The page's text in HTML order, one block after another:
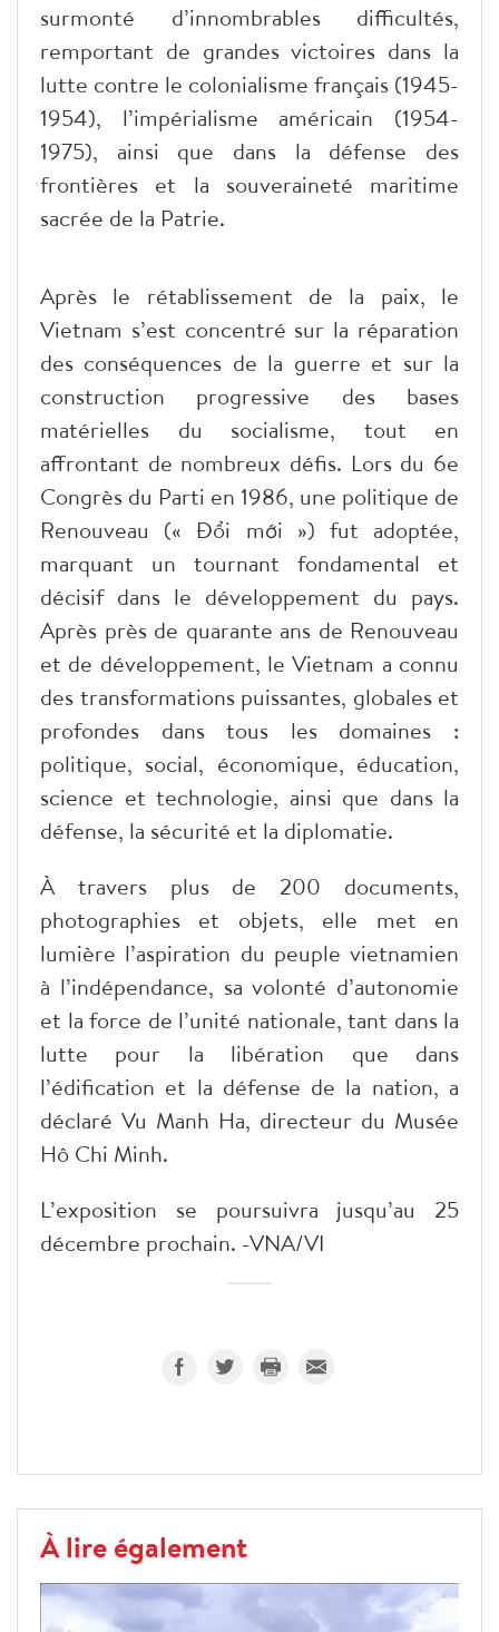
surmonté d’innombrables difficultés,
remportant de grandes victoires dans la
lutte contre le colonialisme français (1945-
1954), l’impérialisme américain (1954-
1975), ainsi que dans la défense des
frontières et la souveraineté maritime
sacrée de la Patrie.
Après le rétablissement de la paix, le
Vietnam s’est concentré sur la réparation
des conséquences de la guerre et sur la
construction progressive des bases
matérielles du socialisme, tout en
affrontant de nombreux défis. Lors du 6e
Congrès du Parti en 1986, une politique de
Renouveau (« Đổi mới ») fut adoptée,
marquant un tournant fondamental et
décisif dans le développement du pays.
Après près de quarante ans de Renouveau
et de développement, le Vietnam a connu
des transformations puissantes, globales et
profondes dans tous les domaines :
politique, social, économique, éducation,
science et technologie, ainsi que dans la
défense, la sécurité et la diplomatie.
À travers plus de 200 documents,
photographies et objets, elle met en
lumière l’aspiration du peuple vietnamien
à l’indépendance, sa volonté d’autonomie
et la force de l’unité nationale, tant dans la
lutte pour la libération que dans
l’édification et la défense de la nation, a
déclaré Vu Manh Ha, directeur du Musée
Hô Chi Minh.
L’exposition se poursuivra jusqu’au 25
décembre prochain. -VNA/VI
À lire également